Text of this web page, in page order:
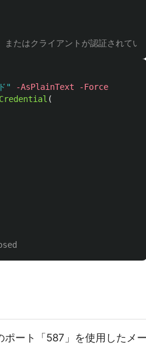
、またはクライアントが認証さ
" -AsPlainText
-Force
(
ート「587」を使用したメ